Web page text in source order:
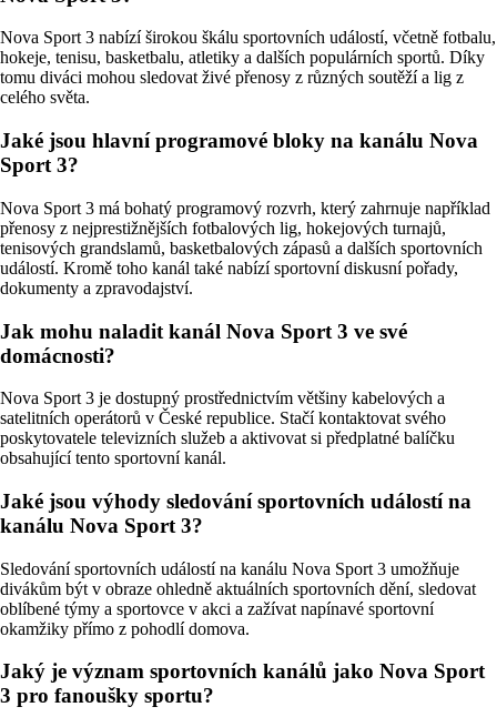
Nova Sport 3 nabízí širokou škálu sportovních událostí, včetně fotbalu,
hokeje, tenisu, basketbalu, atletiky a dalších populárních sportů. Díky
tomu diváci mohou sledovat živé přenosy z různých soutěží a lig z
celého světa.
Jaké jsou hlavní programové bloky na kanálu Nova
Sport 3?
Nova Sport 3 má bohatý programový rozvrh, který zahrnuje například
přenosy z nejprestižnějších fotbalových lig, hokejových turnajů,
tenisových grandslamů, basketbalových zápasů a dalších sportovních
událostí. Kromě toho kanál také nabízí sportovní diskusní pořady,
dokumenty a zpravodajství.
Jak mohu naladit kanál Nova Sport 3 ve své
domácnosti?
Nova Sport 3 je dostupný prostřednictvím většiny kabelových a
satelitních operátorů v České republice. Stačí kontaktovat svého
poskytovatele televizních služeb a aktivovat si předplatné balíčku
obsahující tento sportovní kanál.
Jaké jsou výhody sledování sportovních událostí na
kanálu Nova Sport 3?
Sledování sportovních událostí na kanálu Nova Sport 3 umožňuje
divákům být v obraze ohledně aktuálních sportovních dění, sledovat
oblíbené týmy a sportovce v akci a zažívat napínavé sportovní
okamžiky přímo z pohodlí domova.
Jaký je význam sportovních kanálů jako Nova Sport
3 pro fanoušky sportu?